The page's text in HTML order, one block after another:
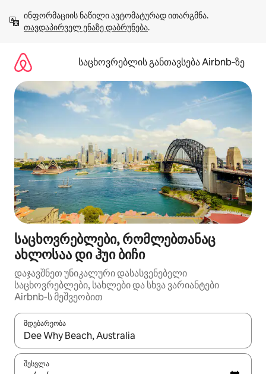
გადასვლა
თავდაპირველ ენაზე დაბრუნება.
საცხოვრებლის განთავსება Airbnb‑ზე
საცხოვრებლები, რომლებთანაც
ახლოსაა დი ჰუი ბიჩი
დაჯავშნეთ უნიკალური დასასვენებელი
საცხოვრებლები, სახლები და სხვა ვარიანტები
Airbnb‑ს მეშვეობით
მდებარეობა
როცა შედეგები ხელმისაწვდომი გახდება, ნავიგაციისთვის
შესვლა